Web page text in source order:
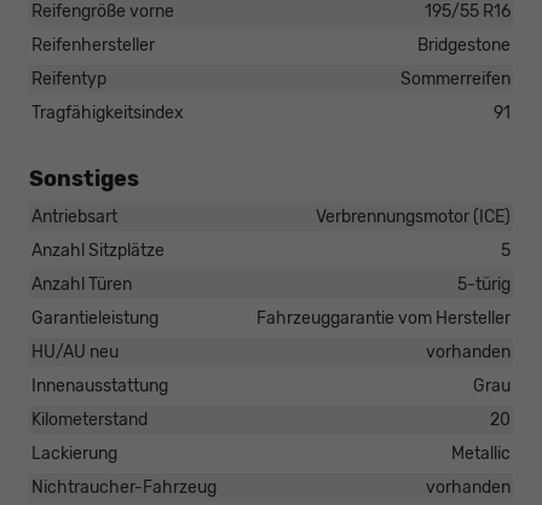
Reifengröße vorne
195/55 R16
Reifenhersteller
Bridgestone
Reifentyp
Sommerreifen
Tragfähigkeitsindex
91
Sonstiges
Antriebsart
Verbrennungsmotor (ICE)
Anzahl Sitzplätze
5
Anzahl Türen
5-türig
Garantieleistung
Fahrzeuggarantie vom Hersteller
HU/AU neu
vorhanden
Innenausstattung
Grau
Kilometerstand
20
Lackierung
Metallic
Nichtraucher-Fahrzeug
vorhanden